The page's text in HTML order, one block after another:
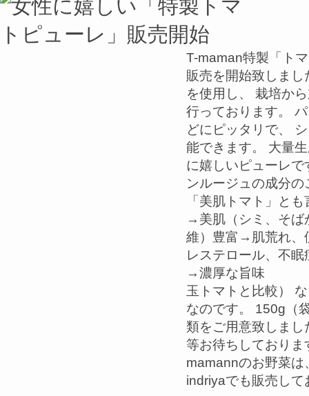
T-maman特製「ト
販売を開始致しま
を使用し、 栽培か
行っております。
どにピッタリで、
能できます。 大量
に嬉しいピューレ
ンルージュの成分
「美肌トマト」
→美肌（シミ、そ
維）豊富→肌荒れ
レステロール、
→濃厚な旨味 （
玉トマトと比較）
なのです。 150g（
類をご用意致しま
等お待ちしておりま
mamannのお野菜
indriyaでも販売し